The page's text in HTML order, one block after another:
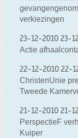
verkiezingen
23-12-2010 23-
Actie
22-12-2010 22-
ChristenUnie
Tweede
21-12-2010 21-
PerspectieF
Kuiper